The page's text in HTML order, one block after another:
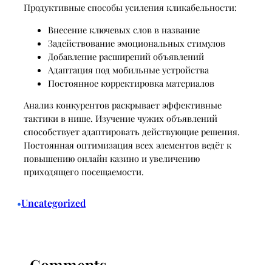
Продуктивные способы усиления кликабельности:
Внесение ключевых слов в название
Задействование эмоциональных стимулов
Добавление расширений объявлений
Адаптация под мобильные устройства
Постоянное корректировка материалов
Анализ конкурентов раскрывает эффективные
тактики в нише. Изучение чужих объявлений
способствует адаптировать действующие решения.
Постоянная оптимизация всех элементов ведёт к
повышению онлайн казино и увеличению
приходящего посещаемости.
•Uncategorized